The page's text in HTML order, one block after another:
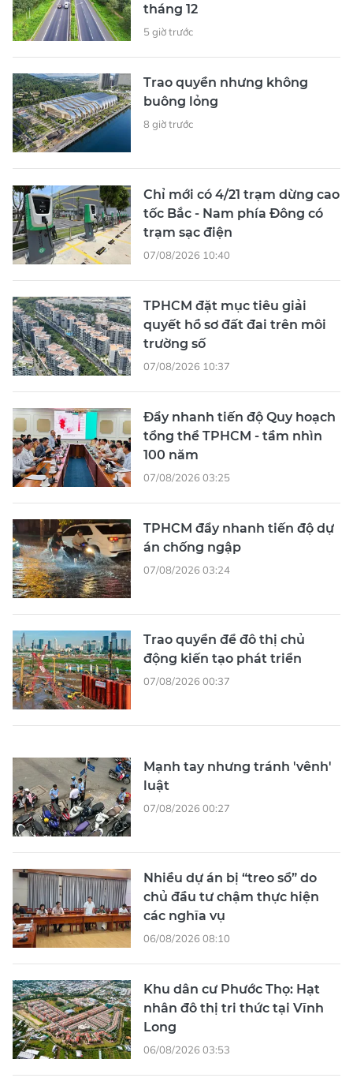
tháng 12
5 giờ trước
Trao quyền nhưng không
buông lỏng
8 giờ trước
Chỉ mới có 4/21 trạm dừng cao
tốc Bắc - Nam phía Đông có
trạm sạc điện
07/08/2026 10:40
TPHCM đặt mục tiêu giải
quyết hồ sơ đất đai trên môi
trường số
07/08/2026 10:37
Đẩy nhanh tiến độ Quy hoạch
tổng thể TPHCM - tầm nhìn
100 năm
07/08/2026 03:25
TPHCM đẩy nhanh tiến độ dự
án chống ngập
07/08/2026 03:24
Trao quyền để đô thị chủ
động kiến tạo phát triển
07/08/2026 00:37
Mạnh tay nhưng tránh 'vênh'
luật
07/08/2026 00:27
Nhiều dự án bị “treo sổ” do
chủ đầu tư chậm thực hiện
các nghĩa vụ
06/08/2026 08:10
Khu dân cư Phước Thọ: Hạt
nhân đô thị tri thức tại Vĩnh
Long
06/08/2026 03:53